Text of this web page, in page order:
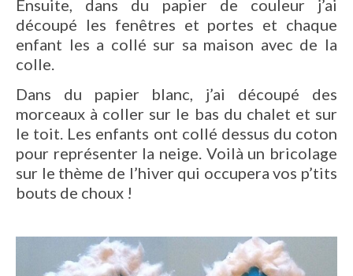
Ensuite, dans du papier de couleur j’ai
découpé les fenêtres et portes et chaque
enfant les a collé sur sa maison avec de la
colle.
Dans du papier blanc, j’ai découpé des
morceaux à coller sur le bas du chalet et sur
le toit. Les enfants ont collé dessus du coton
pour représenter la neige. Voilà un bricolage
sur le thème de l’hiver qui occupera vos p’tits
bouts de choux !